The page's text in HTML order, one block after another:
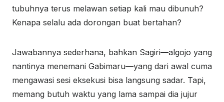
tubuhnya terus melawan setiap kali mau dibunuh?
Kenapa selalu ada dorongan buat bertahan?
Jawabannya sederhana, bahkan Sagiri—algojo yang
nantinya menemani Gabimaru—yang dari awal cuma
mengawasi sesi eksekusi bisa langsung sadar. Tapi,
memang butuh waktu yang lama sampai dia jujur